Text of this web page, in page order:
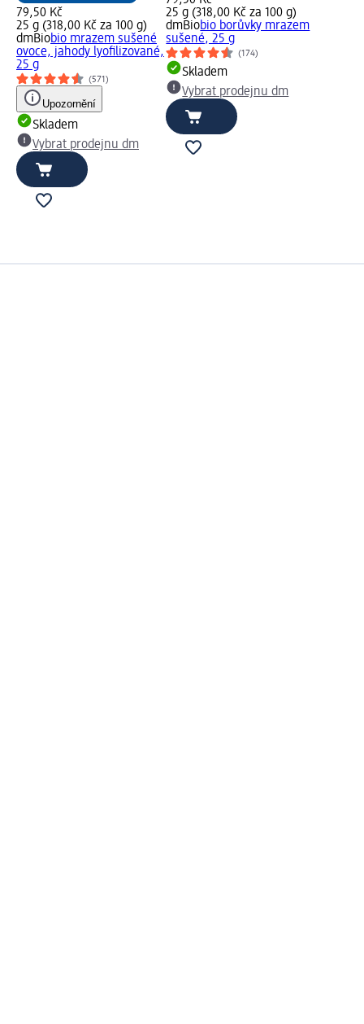
79,50 Kč
25 g (318,00 Kč za 100 g)
dmBiobio mrazem sušené
ovoce, jahody lyofilizované,
25 g
(571)
Upozornění
Skladem
Vybrat prodejnu dm
25 g (318,00 Kč za 100 g)
dmBiobio borůvky mrazem
sušené, 25 g
(174)
Skladem
Vybrat prodejnu dm